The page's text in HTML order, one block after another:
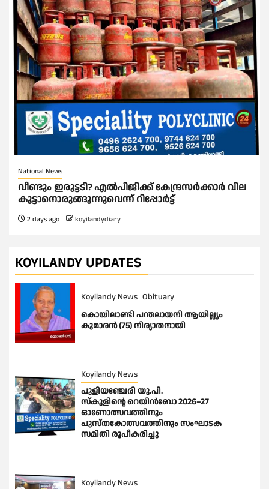
National News
വീണ്ടും ഇരുട്ടടി? എല്‍പിജിക്ക് കേന്ദ്രസർക്കാർ വില
കൂട്ടാനൊരുങ്ങുന്നുവെന്ന് റിപ്പോർട്ട്
2 days ago koyilandydiary
KOYILANDY UPDATES
Koyilandy News Obituary
കൊയിലാണ്ടി പന്തലായനി ആയില്ല്യം
കുമാരൻ (75) നിര്യാതനായി
Koyilandy News
പുളിയഞ്ചേരി യു.പി.
സ്‌കൂളിന്റെ റെയിൻബോ 2026–27
ഓണോത്സവത്തിനും
പുസ്തകോത്സവത്തിനും സംഘാടക
സമിതി രൂപീകരിച്ചു
Koyilandy News